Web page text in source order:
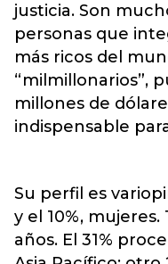
justicia. Son
personas que
más ricos del
“milmillonarios”,
millones de
indispensable
Su perfil es
y el 10%,
años. El 31%